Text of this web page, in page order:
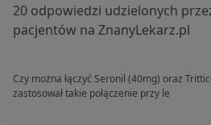
20 odpowiedzi udzielonych
pacjentów na ZnanyLekarz.pl
Czy można łączyć Seronil (40mg) oraz
zastosował takie połączenie przy le